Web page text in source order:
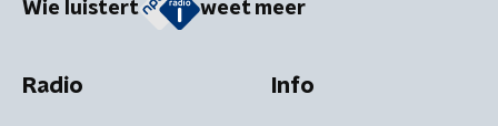
Wie luistert weet meer
Radio Info